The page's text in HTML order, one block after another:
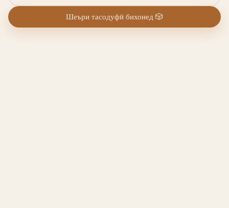
Шеъри тасодуфӣ бихонед 🎲